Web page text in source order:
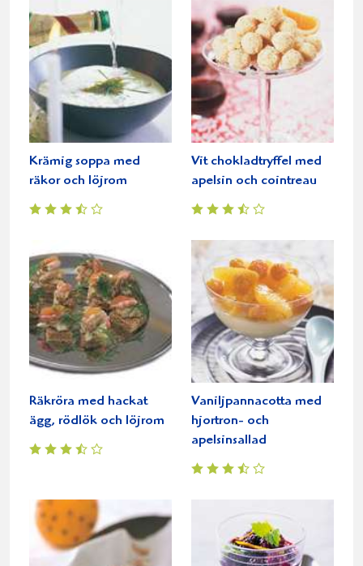
Krämig soppa med
räkor och löjrom
Vit chokladtryffel med
apelsin och cointreau
Räkröra med hackat
ägg, rödlök och löjrom
Vaniljpannacotta med
hjortron- och
apelsinsallad